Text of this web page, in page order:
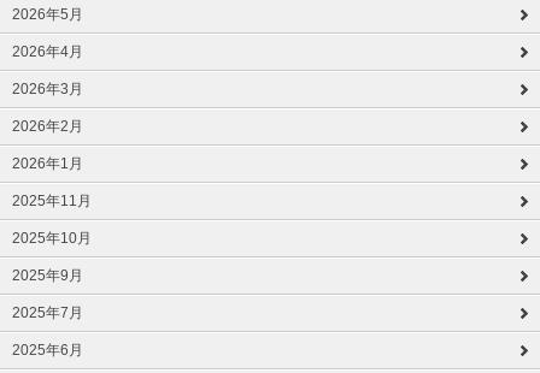
2026年5月
2026年4月
2026年3月
2026年2月
2026年1月
2025年11月
2025年10月
2025年9月
2025年7月
2025年6月